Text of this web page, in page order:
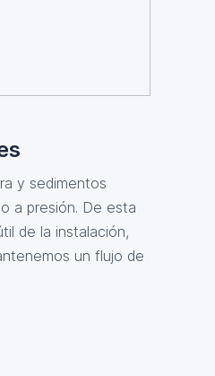
y sedimentos
a presión. De esta
de la instalación,
un flujo de